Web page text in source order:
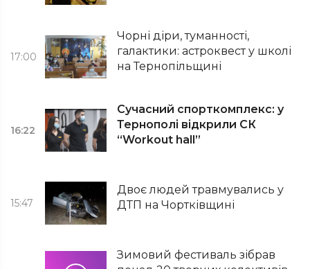
17:00
Чорні діри, туманності,
галактики: астроквест у школі
на Тернопільщині
16:22
Сучасний спорткомплекс: у
Тернополі відкрили СК
“Workout hall”
15:47
Двоє людей травмувались у
ДТП на Чортківщині
Зимовий фестиваль зібрав